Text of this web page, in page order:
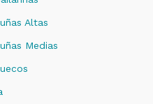
Altas
Medias